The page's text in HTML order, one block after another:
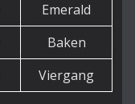
Emerald
Baken
Viergang